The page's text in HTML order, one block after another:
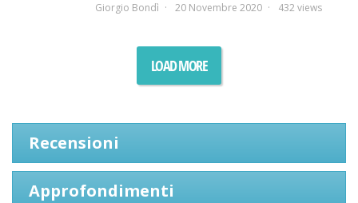
Giorgio Bondì 20 Novembre 2020 432 views
LOAD MORE
Recensioni
Approfondimenti